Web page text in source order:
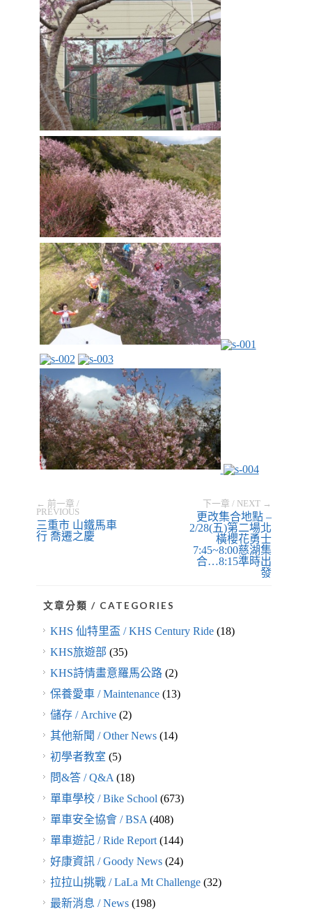
← 前一章 /
PREVIOUS
三重市 山鐵馬車
行 喬遷之慶
下一章 / NEXT →
更改集合地點 –
2/28(五)第二場北
橫櫻花勇士
7:45~8:00慈湖集
合…8:15準時出
發
文章分類 / CATEGORIES
KHS 仙特里盃 / KHS Century Ride(18)
KHS旅遊部 (35)
KHS詩情畫意羅馬公路(2)
保養愛車 / Maintenance(13)
儲存 / Archive(2)
其他新聞 / Other News(14)
初學者教室 (5)
問&答 / Q&A (18)
單車學校 / Bike School (673)
單車安全協會 / BSA (408)
單車遊記 / Ride Report(144)
好康資訊 / Goody News(24)
拉拉山挑戰 / LaLa Mt Challenge(32)
最新消息 / News(198)